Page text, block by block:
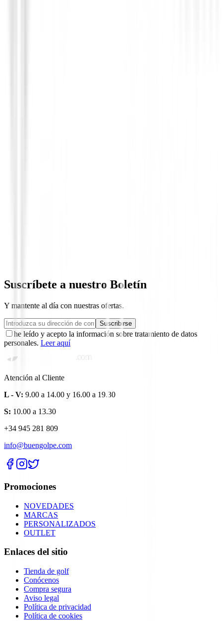
Suscríbete a nuestro Boletín
Y mantente al día con nuestras ofertas.
Suscribirse
he leído y acepto la información sobre tratamiento de datos
personales. Leer aquí
Atención al Cliente
L - V: 9.00 a 14.00 y 16.00 a 19.30
S: 10.00 a 13.30
+34 945 281 809
info@buengolpe.com
Promociones
NOVEDADES
MARCAS
PERSONALIZADOS
OUTLET
Enlaces del sitio
Tienda de golf
Conócenos
Compra segura
Aviso legal
Política de privacidad
Política de cookies